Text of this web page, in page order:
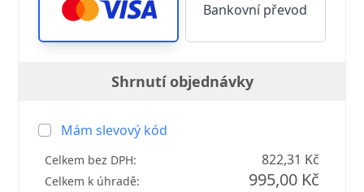
Bankovní převod
Shrnutí objednávky
Mám slevový kód
Celkem bez DPH: 822,31 Kč
Celkem k úhradě: 995,00 Kč